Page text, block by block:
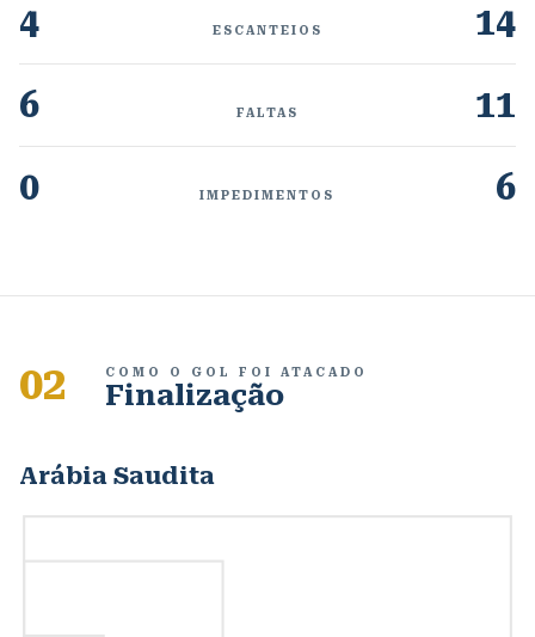
4
ESCANTEIOS
14
6
FALTAS
11
0
IMPEDIMENTOS 6
02 COMO O GOL FOI ATACADO
Finalização
Arábia Saudita